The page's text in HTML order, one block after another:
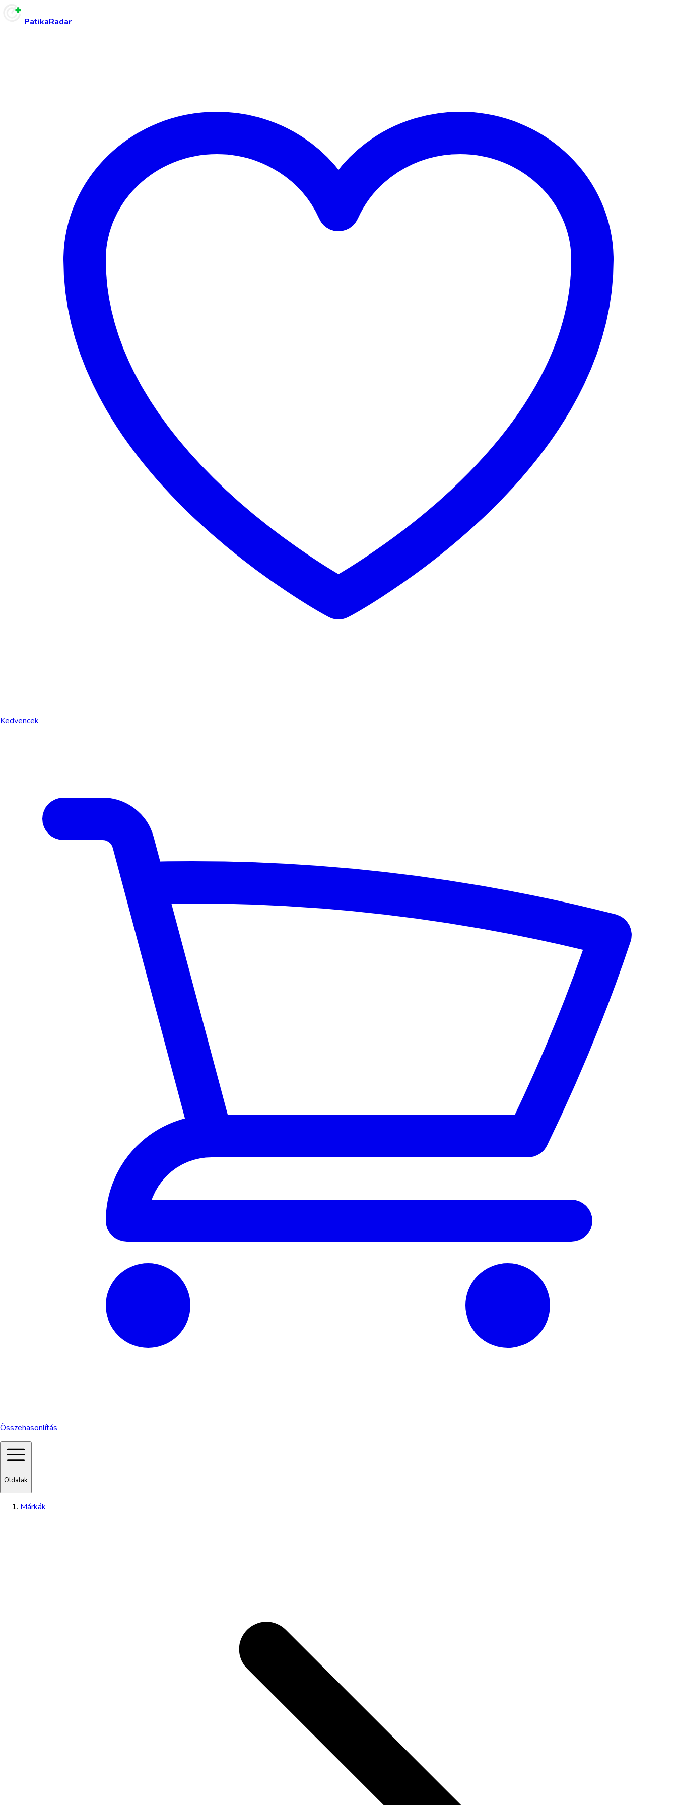
PatikaRadar
Kedvencek
Összehasonlítás
Oldalak
Márkák